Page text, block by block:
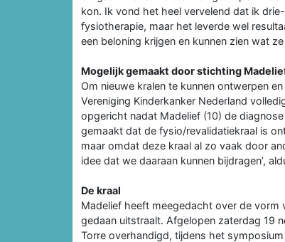
kon. Ik vond het heel vervelend dat ik
fysiotherapie, maar het leverde wel
een beloning krijgen en kunnen zien wat
Mogelijk gemaakt door stichting
Om nieuwe kralen te kunnen ontwerpen
Vereniging Kinderkanker Nederland
opgericht nadat Madelief (10) de
gemaakt dat de fysio/revalidatiekraal is
maar omdat deze kraal al zo vaak door
idee dat we daaraan kunnen bijdragen’,
De kraal
Madelief heeft meegedacht over de vorm
gedaan uitstraalt. Afgelopen zaterdag 19
Torre overhandigd, tijdens het